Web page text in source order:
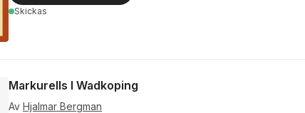
Skickas
Markurells I Wadkoping
Av Hjalmar Bergman